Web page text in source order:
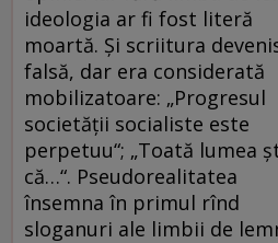
ideologia ar fi fost literă
moartă. Şi scriitura
falsă, dar era considerată
mobilizatoare: „Progresul
societăţii socialiste este
perpetuu“; „Toată lumea
că…“. Pseudorealitatea
însemna în primul rînd
sloganuri ale limbii de